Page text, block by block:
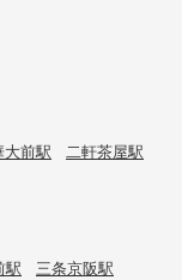
前駅
二軒茶屋駅
駅
三条京阪駅